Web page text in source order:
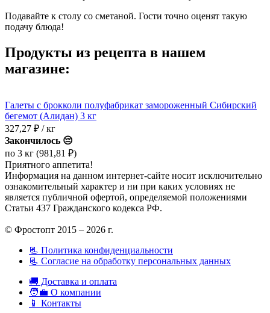
Подавайте к столу со сметаной. Гости точно оценят такую
подачу блюда!
Продукты из рецепта в нашем
магазине:
Галеты с брокколи полуфабрикат замороженный Сибирский
бегемот (Алидан) 3 кг
327,27 ₽ / кг
Закончилось 😔
по 3 кг (981,81 ₽)
Приятного аппетита!
Информация на данном интернет-сайте носит исключительно
ознакомительный характер и ни при каких условиях не
является публичной офертой, определяемой положениями
Статьи 437 Гражданского кодекса РФ.
© Фростопт 2015 – 2026 г.
📃 Политика конфиденциальности
📃 Согласие на обработку персональных данных
🚚 Доставка и оплата
🧑‍💼 О компании
📱 Контакты